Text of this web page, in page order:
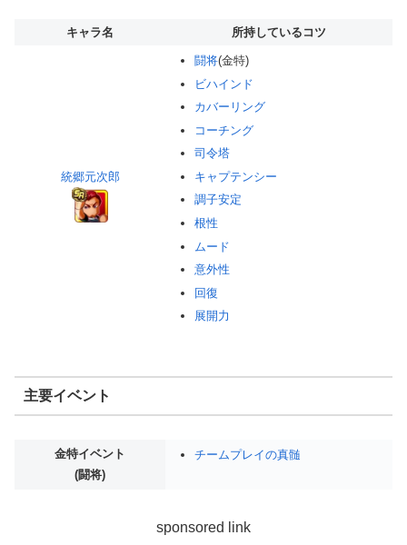
キャラ名 所持しているコツ
統郷元次郎
闘将(金特)
ビハインド
カバーリング
コーチング
司令塔
キャプテンシー
調子安定
根性
ムード
意外性
回復
展開力
主要イベント
金特イベント
(闘将)
チームプレイの真髄
sponsored link